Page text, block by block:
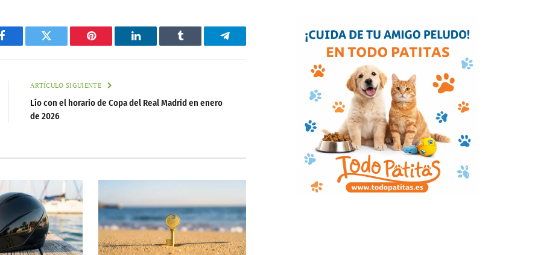
Facebook Twitter Pinterest LinkedIn Tumblr Telegram
ARTÍCULO SIGUIENTE
Lío con el horario de Copa del Real Madrid en enero
de 2026